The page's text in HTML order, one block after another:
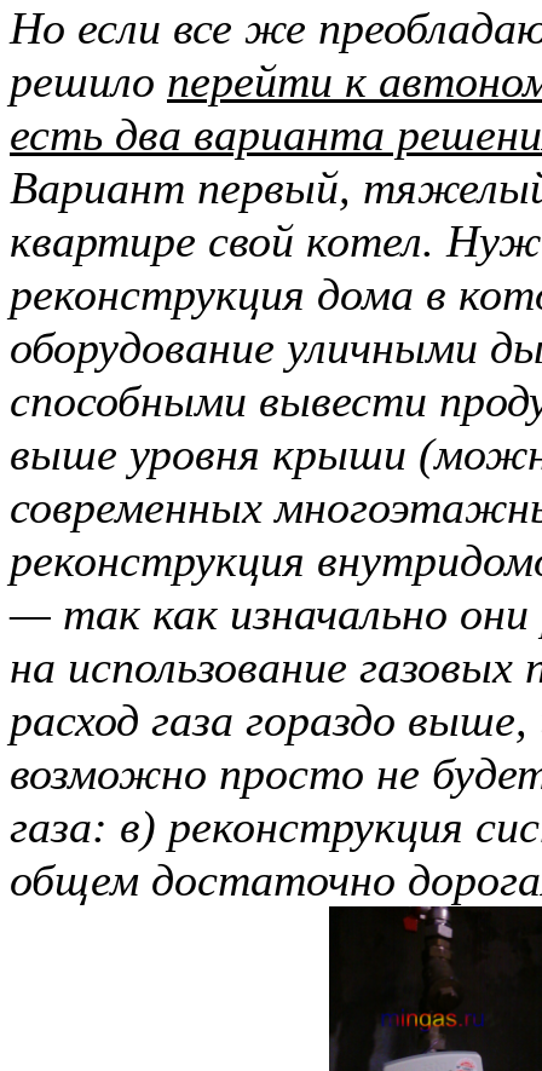
Но если все же
решило перейти к
есть два варианта
Вариант первый,
квартире свой котел.
реконструкция дома в
оборудование уличными
способными вывести
выше уровня крыши
современных
реконструкция
— так как изначально
на использование
расход газа гораздо
возможно просто не
газа: в) реконструкция
общем достаточно